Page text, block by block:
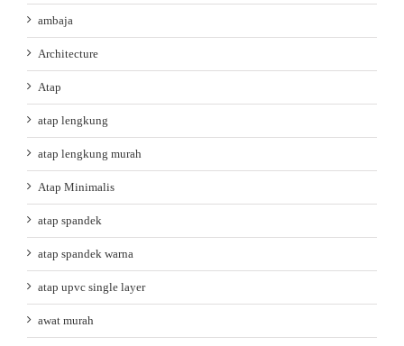
ambaja
Architecture
Atap
atap lengkung
atap lengkung murah
Atap Minimalis
atap spandek
atap spandek warna
atap upvc single layer
awat murah